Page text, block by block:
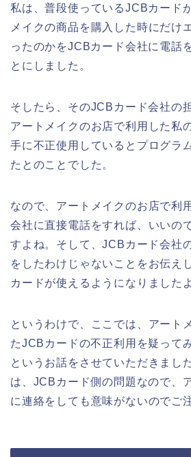
私は、普段使っているJCBカード
メイクの商品を購入した時にだけ
ったのかをJCBカード会社に電話
とにしました。
そしたら、そのJCBカード会社の
アートメイクのお店で利用した私
手に不正使用しているとプログラ
たとのことでした。
なので、アートメイクのお店で利
会社に直接電話をすれば、いいの
すよね。そして、JCBカード会社
をしたわけじゃないことをお伝え
カードが使えるようになりましたよ
というわけで、ここでは、アート
たJCBカードの不正利用を疑って
というお話をさせていただきまし
は、JCBカード側の問題なので、
に連絡をしても意味がないのでご